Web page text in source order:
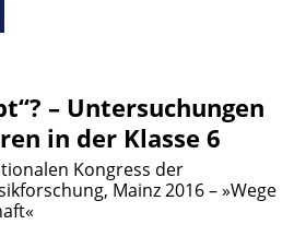
– Untersuchungen
in der Klasse 6
Kongress der
Mainz 2016 – »Wege